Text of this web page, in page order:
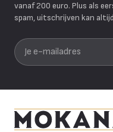
vanaf 200 euro. Plus als
spam, uitschrijven kan
Je e-mailadres